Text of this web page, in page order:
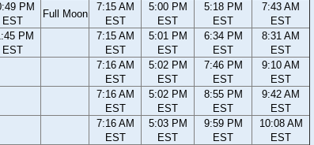
PM
EST
Full Moon
7:15 AM
EST
5:00 PM
EST
5:18 PM
EST
7:43 AM
EST
PM
EST
7:15 AM
EST
5:01 PM
EST
6:34 PM
EST
8:31 AM
EST
7:16 AM
EST
5:02 PM
EST
7:46 PM
EST
9:10 AM
EST
7:16 AM
EST
5:02 PM
EST
8:55 PM
EST
9:42 AM
EST
7:16 AM
EST
5:03 PM
EST
9:59 PM
EST
10:08 AM
EST